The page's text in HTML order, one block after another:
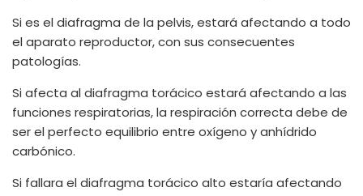
Si es el diafragma de la pelvis, estará afectando a todo
el aparato reproductor, con sus consecuentes
patologías.
Si afecta al diafragma torácico estará afectando a las
funciones respiratorias, la respiración correcta debe de
ser el perfecto equilibrio entre oxígeno y anhídrido
carbónico.
Si fallara el diafragma torácico alto estaría afectando